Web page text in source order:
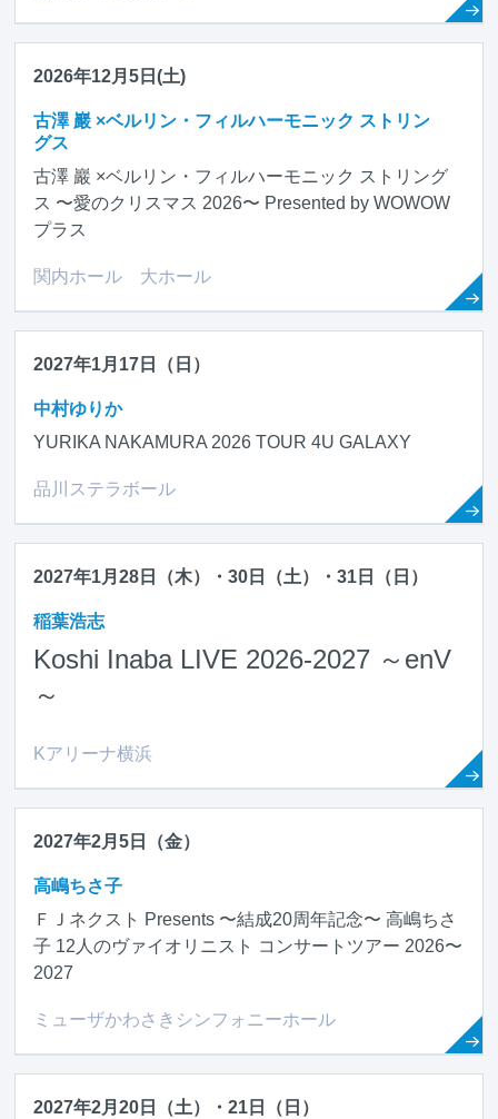
2026年12月5日(土)
古澤 巖 ×ベルリン・フィルハーモニック ストリン
グス
古澤 巖 ×ベルリン・フィルハーモニック ストリング
ス 〜愛のクリスマス 2026〜 Presented by WOWOW
プラス
関内ホール 大ホール
2027年1月17日（日）
中村ゆりか
YURIKA NAKAMURA 2026 TOUR 4U GALAXY
品川ステラボール
2027年1月28日（木）・30日（土）・31日（日）
稲葉浩志
Koshi Inaba LIVE 2026-2027 ～enV
～
Kアリーナ横浜
2027年2月5日（金）
高嶋ちさ子
ＦＪネクスト Presents 〜結成20周年記念〜 高嶋ちさ
子 12人のヴァイオリニスト コンサートツアー 2026〜
2027
ミューザかわさきシンフォニーホール
2027年2月20日（土）・21日（日）